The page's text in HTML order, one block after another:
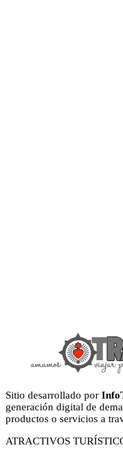
Sitio desarrollado por
generación digital de
productos o servicios a
ATRACTIVOS